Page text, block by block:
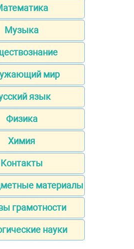
Музыка
мир
язык
Физика
Химия
Контакты
материалы
грамотности
науки